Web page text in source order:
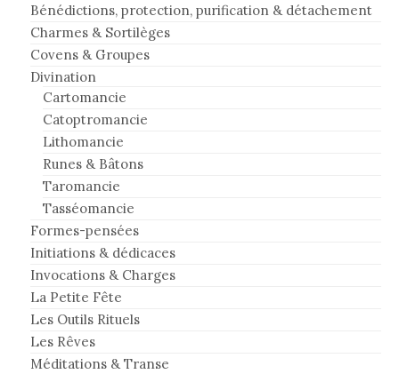
Bénédictions, protection, purification & détachement
Charmes & Sortilèges
Covens & Groupes
Divination
Cartomancie
Catoptromancie
Lithomancie
Runes & Bâtons
Taromancie
Tasséomancie
Formes-pensées
Initiations & dédicaces
Invocations & Charges
La Petite Fête
Les Outils Rituels
Les Rêves
Méditations & Transe